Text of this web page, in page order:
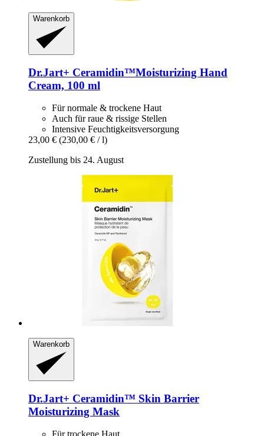
Warenkorb
Dr.Jart+ Ceramidin™Moisturizing Hand
Cream, 100 ml
Für normale & trockene Haut
Auch für raue & rissige Stellen
Intensive Feuchtigkeitsversorgung
23,00 € (230,00 € / l)
Zustellung bis 24. August
Warenkorb
Dr.Jart+ Ceramidin™ Skin Barrier
Moisturizing Mask